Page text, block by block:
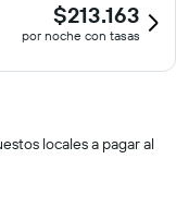
$213.163
por noche con tasas
locales a pagar al